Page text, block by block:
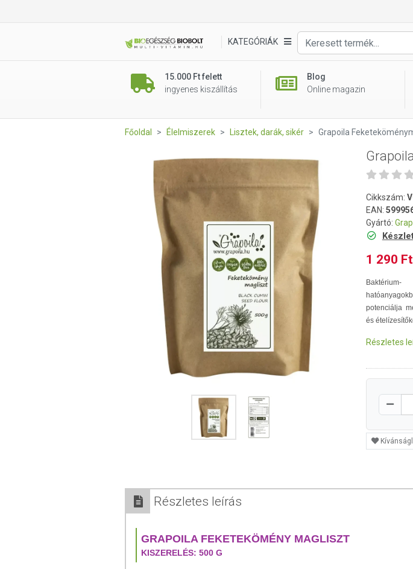
KATEGÓRIÁK
15.000 Ft felett
ingyenes kiszállítás
Blog
Online magazin
Főoldal Élelmiszerek Lisztek, darák, sikér Grapoila
Cikkszám:
EAN:
Gyártó:
1 290 Ft
potenciálja
és
Részletes
Részletes leírás
GRAPOILA FEKETEKÖMÉNY MAGLISZT
KISZERELÉS: 500 G